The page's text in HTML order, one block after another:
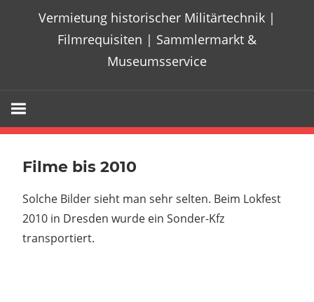
Vermietung historischer Militärtechnik |
Filmrequisiten | Sammlermarkt &
Museumsservice
Filme bis 2010
Solche Bilder sieht man sehr selten. Beim Lokfest
2010 in Dresden wurde ein Sonder-Kfz
transportiert.